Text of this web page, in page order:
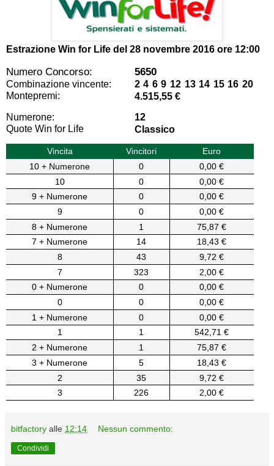
Estrazione Win for Life del 28 novembre 2016 ore 12:00
Numero Concorso: 5650
Combinazione vincente:
2 4 6 9 12 13 14 15 16 20
Montepremi:
4.515,55 €
Numerone:
12
Quote Win for Life
Classico
Vincita Vincitori
Euro
10 + Numerone
0
0,00 €
10
0
0,00 €
9 + Numerone
0
0,00 €
9
0
0,00 €
8 + Numerone
1
75,87 €
7 + Numerone
14
18,43 €
8
43
9,72 €
7
323
2,00 €
0 + Numerone
0
0,00 €
0
0
0,00 €
1 + Numerone
0
0,00 €
1
1
542,71 €
2 + Numerone
1
75,87 €
3 + Numerone
5
18,43 €
2
35
9,72 €
3
226 2,00 €
bitfactory alle 12:14 Nessun commento:
Condividi